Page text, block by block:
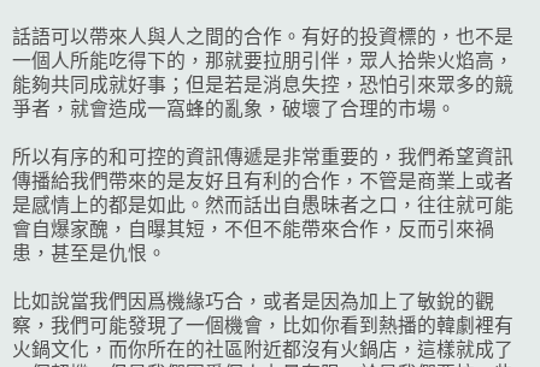
話語可以帶來人與人之間的合作。有好的投資標的，也不是
一個人所能吃得下的，那就要拉朋引伴，眾人拾柴火焰高，
能夠共同成就好事；但是若是消息失控，恐怕引來眾多的競
爭者，就會造成一窩蜂的亂象，破壞了合理的市場。
所以有序的和可控的資訊傳遞是非常重要的，我們希望資訊
傳播給我們帶來的是友好且有利的合作，不管是商業上或者
是感情上的都是如此。然而話出自愚昧者之口，往往就可能
會自爆家醜，自曝其短，不但不能帶來合作，反而引來禍
患，甚至是仇恨。
比如說當我們因爲機緣巧合，或者是因為加上了敏銳的觀
察，我們可能發現了一個機會，比如你看到熱播的韓劇裡有
火鍋文化，而你所在的社區附近都沒有火鍋店，這樣就成了